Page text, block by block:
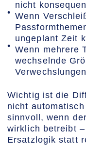
nicht
Wenn
ungeplant Zeit
Wenn mehrere
wechselnde
Wichtig ist die
nicht
sinnvoll, wenn
wirklich betreibt
Ersatzlogik statt